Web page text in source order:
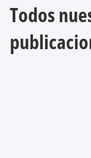
Todos